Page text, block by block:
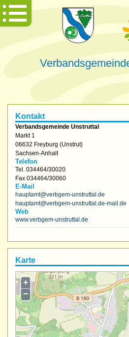
Kontakt
Verbandsgemeinde Unstruttal
Markt 1
06632 Freyburg (Unstrut)
Sachsen-Anhalt
Telefon
Tel. 034464/30020
Fax 034464/30060
E-Mail
hauptamt@verbgem-unstruttal.de
hauptamt@verbgem-unstruttal.de-mail.de
Web
www.verbgem-unstruttal.de
Karte
+
−